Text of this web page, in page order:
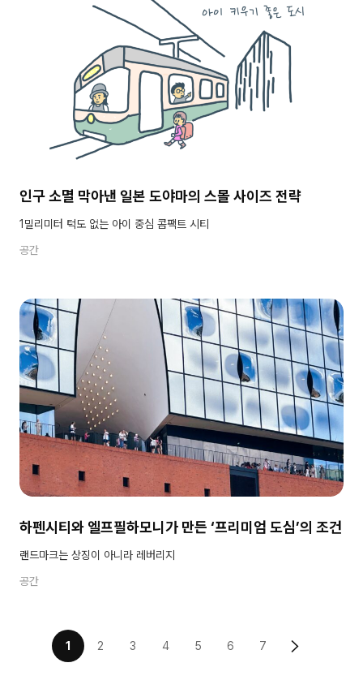
인구 소멸 막아낸 일본 도야마의 스몰 사이즈 전략
1밀리미터 턱도 없는 아이 중심 콤팩트 시티
공간
하펜시티와 엘프필하모니가 만든 ‘프리미엄 도심’의 조건
랜드마크는 상징이 아니라 레버리지
공간
1 2 3 4 5 6 7